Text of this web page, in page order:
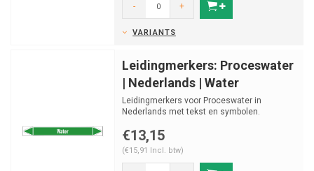
- +
VARIANTS
Leidingmerkers: Proceswater
| Nederlands | Water
Leidingmerkers voor Proceswater in
Nederlands met tekst en symbolen.
€13,15
(€15,91 Incl. btw)